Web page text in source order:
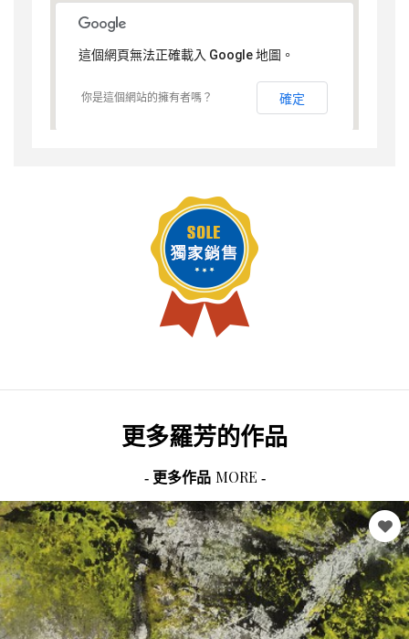
這個網頁無法正確載入 Google 地圖。
你是這個網站的擁有者嗎？ 確定
更多羅芳的作品
- 更多作品 MORE -